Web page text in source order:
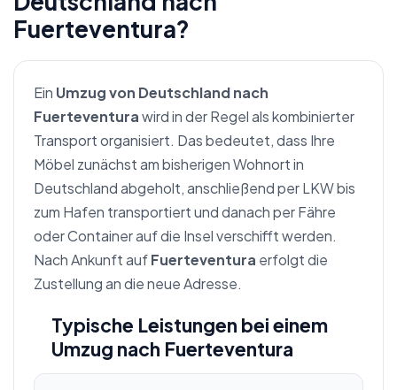
Fuerteventura?
Ein Umzug von Deutschland nach
Fuerteventurawird in der Regel als kombinierter
Transport organisiert. Das bedeutet, dass Ihre
Möbel zunächst am bisherigen Wohnort in
Deutschland abgeholt, anschließend per LKW bis
zum Hafen transportiert und danach per Fähre
oder Container auf die Insel verschifft werden.
Nach Ankunft aufFuerteventura erfolgt die
Zustellung an die neue Adresse.
Typische Leistungen bei einem
Umzug nach Fuerteventura